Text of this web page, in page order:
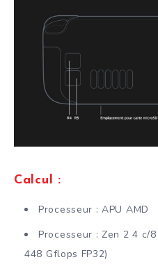
Calcul :
Processeur : APU AMD
Processeur : Zen 2 4 c/
448 Gflops FP32)